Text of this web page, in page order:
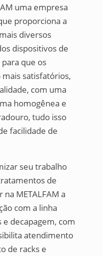
uma empresa
proporciona a
diversos
dispositivos de
que os
satisfatórios,
com uma
homogênea e
tudo isso
facilidade de
seu trabalho
de
METALFAM a
com a linha
decapagem, com
atendimento
de racks e